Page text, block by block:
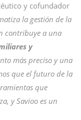
y cofundador
la gestión de la
contribuye a una
y
más preciso y una
que el futuro de la
que
y Savioo es un